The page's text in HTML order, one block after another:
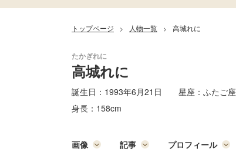
トップページ > 人物一覧 > 高城れに
高城れに
誕生日： 1993年6月21日 星座： ふたご座
身長： 158cm
画像 記事 プロフィール